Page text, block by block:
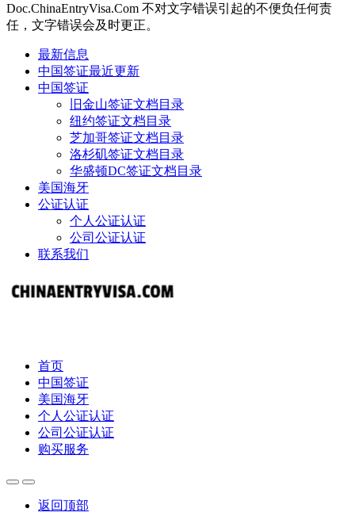
Doc.ChinaEntryVisa.Com 不对文字错误引起的不便负任何责
任，文字错误会及时更正。
最新信息
中国签证最近更新
中国签证
旧金山签证文档目录
纽约签证文档目录
芝加哥签证文档目录
洛杉矶签证文档目录
华盛顿DC签证文档目录
美国海牙
公证认证
个人公证认证
公司公证认证
联系我们
首页
中国签证
美国海牙
个人公证认证
公司公证认证
购买服务
返回顶部